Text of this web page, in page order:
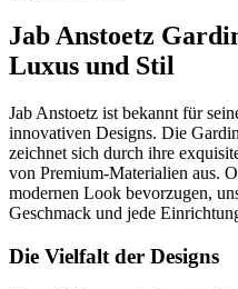
Jab Anstoetz
Luxus und Stil
Jab Anstoetz ist bekannt für
innovativen Designs. Die
zeichnet sich durch ihre
von Premium-Materialien aus.
modernen Look bevorzugen,
Geschmack und jede
Die Vielfalt der Designs